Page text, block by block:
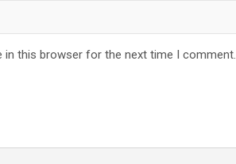
in this browser for the next time I comment.